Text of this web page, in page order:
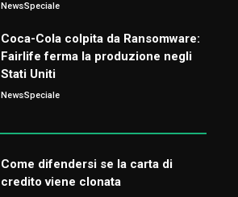
NewsSpeciale
Coca-Cola colpita da Ransomware:
Fairlife ferma la produzione negli
Stati Uniti
NewsSpeciale
Come difendersi se la carta di
credito viene clonata